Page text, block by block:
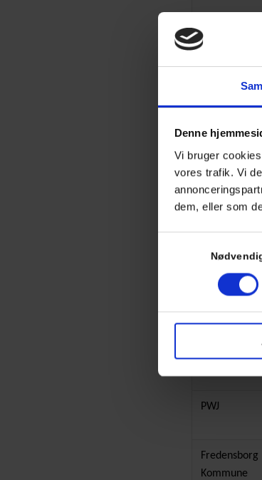
Denne
Vi bruger
vores trafik. Vi
dem, eller som
Lagkagehuset
Travbanen i
Clean
Berle Pool:
Revidan
Lind og
PWJ
Fredensborg
Kommune